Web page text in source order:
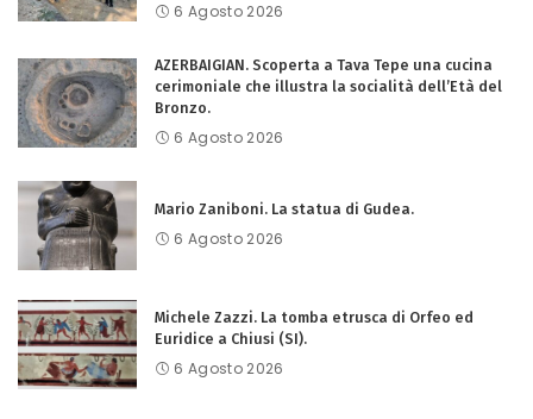
6 Agosto 2026
AZERBAIGIAN. Scoperta a Tava Tepe una cucina
cerimoniale che illustra la socialità dell’Età del
Bronzo.
6 Agosto 2026
Mario Zaniboni. La statua di Gudea.
6 Agosto 2026
Michele Zazzi. La tomba etrusca di Orfeo ed
Euridice a Chiusi (SI).
6 Agosto 2026